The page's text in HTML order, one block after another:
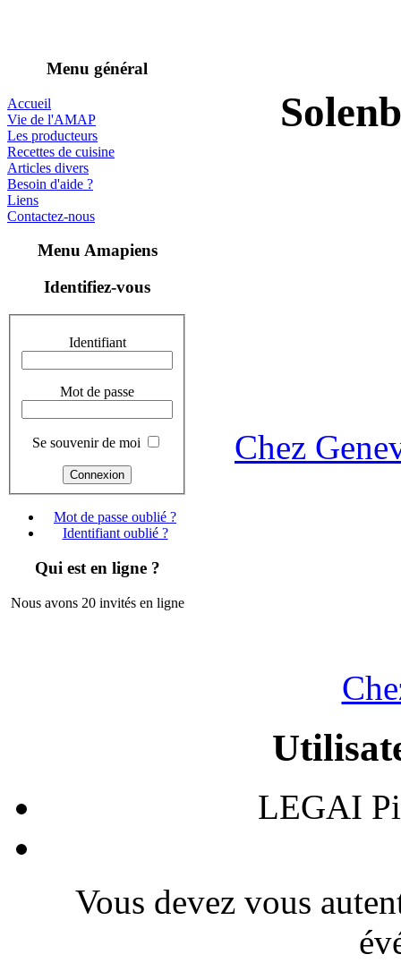
Menu général
Accueil
Vie de l'AMAP
Les producteurs
Recettes de cuisine
Articles divers
Besoin d'aide ?
Liens
Contactez-nous
Menu Amapiens
Identifiez-vous
Identifiant
Mot de passe
Se souvenir de moi
Mot de passe oublié ?
Identifiant oublié ?
Qui est en ligne ?
Nous avons 20 invités en ligne
Chez
LEGAI
Vous devez vous